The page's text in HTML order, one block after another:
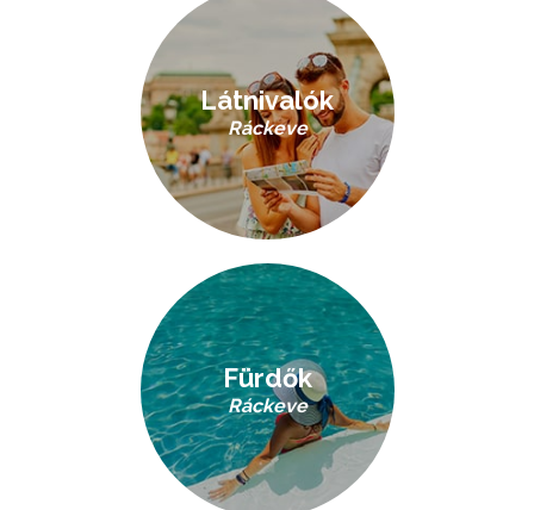
Látnivalók
Ráckeve
Fürdők
Ráckeve